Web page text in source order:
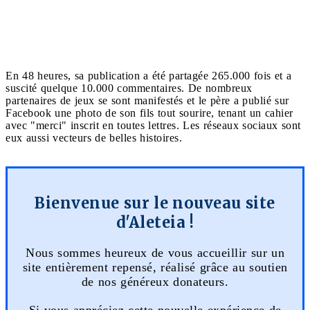
En 48 heures, sa publication a été partagée 265.000 fois et a
suscité quelque 10.000 commentaires. De nombreux
partenaires de jeux se sont manifestés et le père a publié sur
Facebook une photo de son fils tout sourire, tenant un cahier
avec "merci" inscrit en toutes lettres. Les réseaux sociaux sont
eux aussi vecteurs de belles histoires.
Bienvenue sur le nouveau site
d'Aleteia !
Nous sommes heureux de vous accueillir sur un
site entièrement repensé, réalisé grâce au soutien
de nos généreux donateurs.